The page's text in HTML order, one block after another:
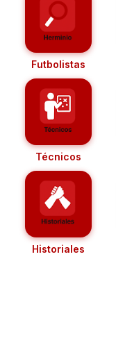
Futbolistas
Técnicos
Historiales